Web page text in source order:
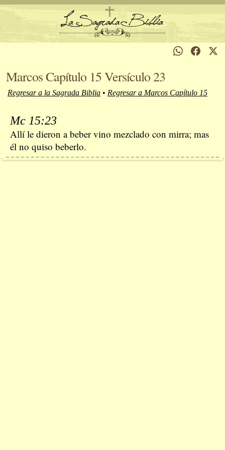
Marcos Capítulo 15 Versículo 23
Regresar a la Sagrada Biblia • Regresar a Marcos Capítulo 15
Mc 15:23
Allí le dieron a beber vino mezclado con mirra; mas
él no quiso beberlo.